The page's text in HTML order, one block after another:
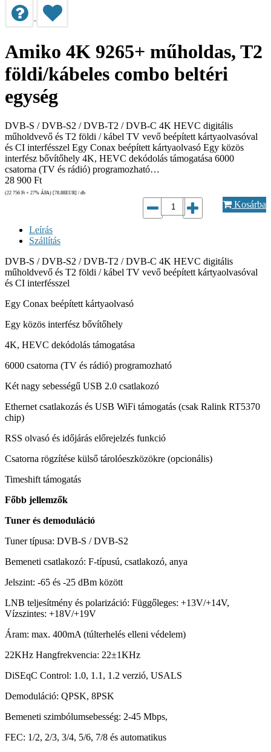
Amiko 4K 9265+ műholdas, T2
földi/kábeles combo beltéri
egység
DVB-S / DVB-S2 / DVB-T2 / DVB-C 4K HEVC digitális
műholdvevő és T2 földi / kábel TV vevő beépített kártyaolvasóval
és CI interfésszel Egy Conax beépített kártyaolvasó Egy közös
interfész bővítőhely 4K, HEVC dekódolás támogatása 6000
csatorna (TV és rádió) programozható…
28 900 Ft
(22 756 Ft + 27% ÁFA) [78.88EUR] / db
Kosárba
Leírás
Szállítás
DVB-S / DVB-S2 / DVB-T2 / DVB-C 4K HEVC digitális
műholdvevő és T2 földi / kábel TV vevő beépített kártyaolvasóval
és CI interfésszel
Egy Conax beépített kártyaolvasó
Egy közös interfész bővítőhely
4K, HEVC dekódolás támogatása
6000 csatorna (TV és rádió) programozható
Két nagy sebességű USB 2.0 csatlakozó
Ethernet csatlakozás és USB WiFi támogatás (csak Ralink RT5370
chip)
RSS olvasó és időjárás előrejelzés funkció
Csatorna rögzítése külső tárolóeszközökre (opcionális)
Timeshift támogatás
Főbb jellemzők
Tuner és demoduláció
Tuner típusa: DVB-S / DVB-S2
Bemeneti csatlakozó: F-típusú, csatlakozó, anya
Jelszint: -65 és -25 dBm között
LNB teljesítmény és polarizáció: Függőleges: +13V/+14V,
Vízszintes: +18V/+19V
Áram: max. 400mA (túlterhelés elleni védelem)
22KHz Hangfrekvencia: 22±1KHz
DiSEqC Control: 1.0, 1.1, 1.2 verzió, USALS
Demoduláció: QPSK, 8PSK
Bemeneti szimbólumsebesség: 2-45 Mbps,
FEC: 1/2, 2/3, 3/4, 5/6, 7/8 és automatikus